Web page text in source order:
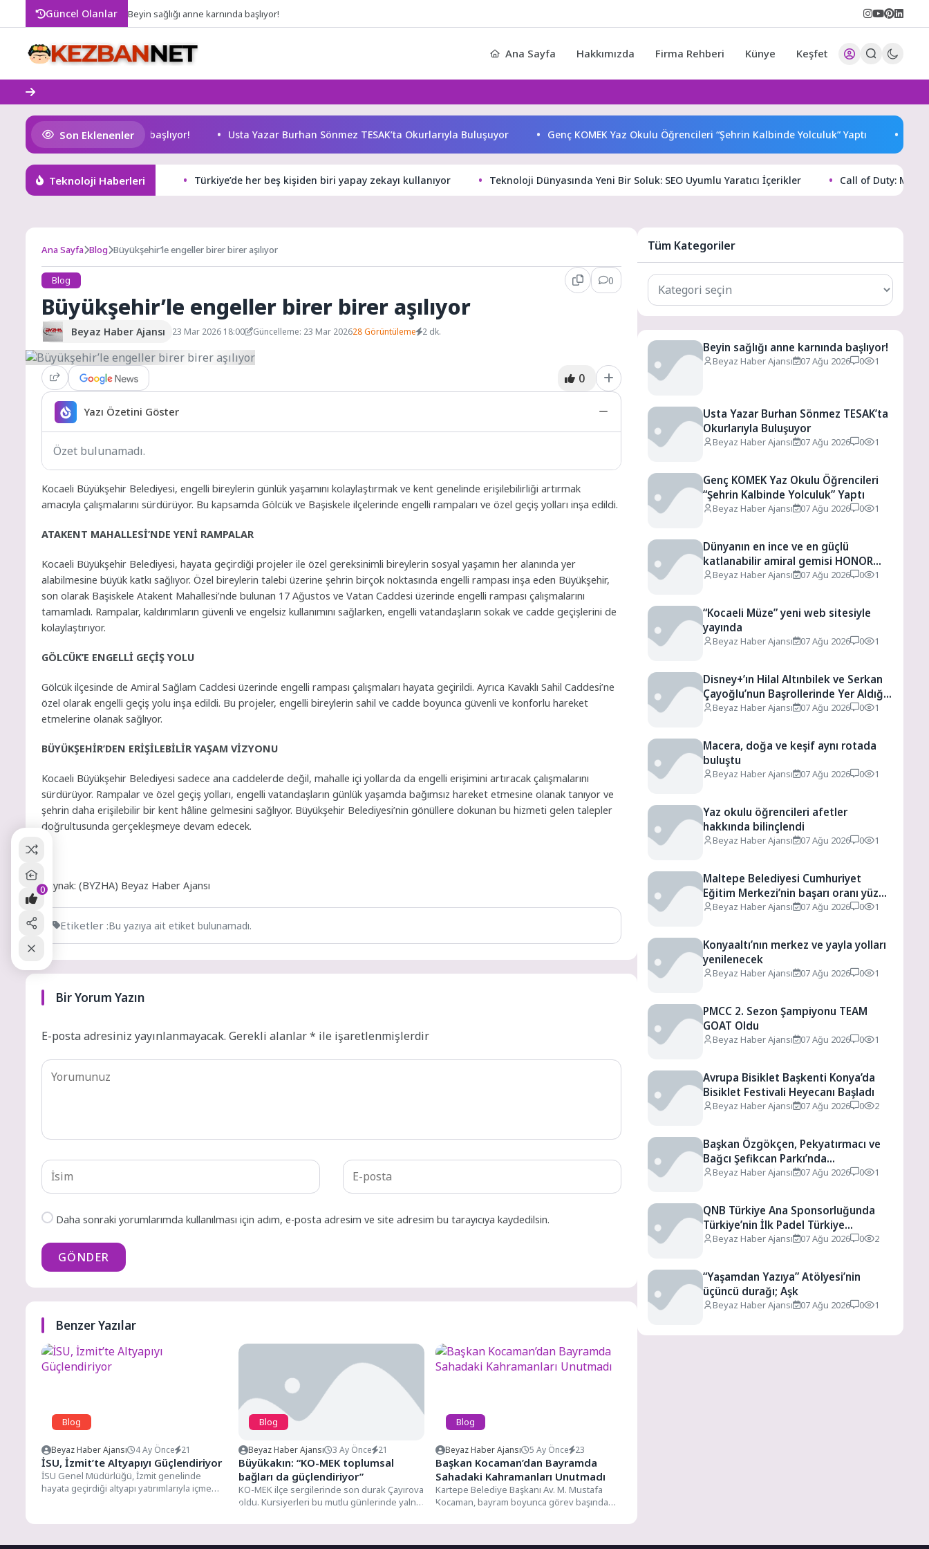
Güncel Olanlar Beyin sağlığı anne karnında başlıyor!
Ana Sayfa Hakkımızda Firma Rehberi Künye Keşfet
Son Eklenenler
sağlığı anne karnında başlıyor! Usta Yazar Burhan Sönmez TESAK’ta Okurlarıyla Buluşuyor Genç KOMEK Yaz Okulu Öğrencileri “Şehrin Kalbinde Yolculuk” Yaptı
Teknoloji Haberleri Türkiye’de her beş kişiden biri yapay zekayı kullanıyor Teknoloji Dünyasında Yeni Bir Soluk: SEO Uyumlu Yaratıcı İçerikler Call of Duty:
Ana Sayfa Blog Büyükşehir’le engeller birer birer aşılıyor
Blog 0
Büyükşehir’le engeller birer birer aşılıyor
Beyaz Haber Ajansı 23 Mar 2026 18:00 Güncelleme: 23 Mar 202628 Görüntüleme 2 dk.
0
Yazı Özetini Göster
Özet bulunamadı.
Kocaeli Büyükşehir Belediyesi, engelli bireylerin günlük yaşamını kolaylaştırmak ve kent genelinde erişilebilirliği artırmak
amacıyla çalışmalarını sürdürüyor. Bu kapsamda Gölcük ve Başiskele ilçelerinde engelli rampaları ve özel geçiş yolları inşa edildi.
ATAKENT MAHALLESİ’NDE YENİ RAMPALAR
Kocaeli Büyükşehir Belediyesi, hayata geçirdiği projeler ile özel gereksinimli bireylerin sosyal yaşamın her alanında yer
alabilmesine büyük katkı sağlıyor. Özel bireylerin talebi üzerine şehrin birçok noktasında engelli rampası inşa eden Büyükşehir,
son olarak Başiskele Atakent Mahallesi’nde bulunan 17 Ağustos ve Vatan Caddesi üzerinde engelli rampası çalışmalarını
tamamladı. Rampalar, kaldırımların güvenli ve engelsiz kullanımını sağlarken, engelli vatandaşların sokak ve cadde geçişlerini de
kolaylaştırıyor.
GÖLCÜK’E ENGELLİ GEÇİŞ YOLU
Gölcük ilçesinde de Amiral Sağlam Caddesi üzerinde engelli rampası çalışmaları hayata geçirildi. Ayrıca Kavaklı Sahil Caddesi’ne
özel olarak engelli geçiş yolu inşa edildi. Bu projeler, engelli bireylerin sahil ve cadde boyunca güvenli ve konforlu hareket
etmelerine olanak sağlıyor.
BÜYÜKŞEHİR’DEN ERİŞİLEBİLİR YAŞAM VİZYONU
Kocaeli Büyükşehir Belediyesi sadece ana caddelerde değil, mahalle içi yollarda da engelli erişimini artıracak çalışmalarını
sürdürüyor. Rampalar ve özel geçiş yolları, engelli vatandaşların günlük yaşamda bağımsız hareket etmesine olanak tanıyor ve
şehrin daha erişilebilir bir kent hâline gelmesini sağlıyor. Büyükşehir Belediyesi’nin gönüllere dokunan bu hizmeti gelen talepler
doğrultusunda gerçekleşmeye devam edecek.
Kaynak: (BYZHA) Beyaz Haber Ajansı
Etiketler :Bu yazıya ait etiket bulunamadı.
Bir Yorum Yazın
E-posta adresiniz yayınlanmayacak. Gerekli alanlar* ile işaretlenmişlerdir
Daha sonraki yorumlarımda kullanılması için adım, e-posta adresim ve site adresim bu tarayıcıya kaydedilsin.
GÖNDER
Benzer Yazılar
Blog
Beyaz Haber Ajansı 4 Ay Önce 21
İSU, İzmit’te Altyapıyı Güçlendiriyor
İSU Genel Müdürlüğü, İzmit genelinde
hayata geçirdiği altyapı yatırımlarıyla içme
Blog
Beyaz Haber Ajansı 3 Ay Önce 21
Büyükakın: “KO-MEK toplumsal
bağları da güçlendiriyor”
KO-MEK ilçe sergilerinde son durak Çayırova
oldu. Kursiyerleri bu mutlu günlerinde yalnız
Blog
Beyaz Haber Ajansı 5 Ay Önce 23
Başkan Kocaman’dan Bayramda
Sahadaki Kahramanları Unutmadı
Kartepe Belediye Başkanı Av. M. Mustafa
Kocaman, bayram boyunca görev başında
Tüm Kategoriler
Tüm
Kategoriler
Beyin sağlığı anne karnında başlıyor!
Beyaz Haber Ajansı 07 Ağu 2026 0 1
Usta Yazar Burhan Sönmez TESAK’ta
Okurlarıyla Buluşuyor
Beyaz Haber Ajansı 07 Ağu 2026 0 1
Genç KOMEK Yaz Okulu Öğrencileri
“Şehrin Kalbinde Yolculuk” Yaptı
Beyaz Haber Ajansı 07 Ağu 2026 0 1
Dünyanın en ince ve en güçlü
katlanabilir amiral gemisi HONOR
Magic V6 Türkiye’de
Beyaz Haber Ajansı 07 Ağu 2026 0 1
“Kocaeli Müze” yeni web sitesiyle
yayında
Beyaz Haber Ajansı 07 Ağu 2026 0 1
Disney+’ın Hilal Altınbilek ve Serkan
Çayoğlu’nun Başrollerinde Yer Aldığı
“Öngörü” Filminin Teaser Afişleri ve
Beyaz Haber Ajansı 07 Ağu 2026 0 1
Macera, doğa ve keşif aynı rotada
buluştu
Beyaz Haber Ajansı 07 Ağu 2026 0 1
Yaz okulu öğrencileri afetler
hakkında bilinçlendi
Beyaz Haber Ajansı 07 Ağu 2026 0 1
Maltepe Belediyesi Cumhuriyet
Eğitim Merkezi’nin başarı oranı yüzde
94,3
Beyaz Haber Ajansı 07 Ağu 2026 0 1
Konyaaltı’nın merkez ve yayla yolları
yenilenecek
Beyaz Haber Ajansı 07 Ağu 2026 0 1
PMCC 2. Sezon Şampiyonu TEAM
GOAT Oldu
Beyaz Haber Ajansı 07 Ağu 2026 0 1
Avrupa Bisiklet Başkenti Konya’da
Bisiklet Festivali Heyecanı Başladı
Beyaz Haber Ajansı 07 Ağu 2026 0 2
Başkan Özgökçen, Pekyatırmacı ve
Bağcı Şefikcan Parkı’nda
Vatandaşlarla Bir Araya Geldi
Beyaz Haber Ajansı 07 Ağu 2026 0 1
QNB Türkiye Ana Sponsorluğunda
Türkiye’nin İlk Padel Türkiye
Şampiyonası Başlıyor
Beyaz Haber Ajansı 07 Ağu 2026 0 2
“Yaşamdan Yazıya” Atölyesi’nin
üçüncü durağı; Aşk
Beyaz Haber Ajansı 07 Ağu 2026 0 1
0